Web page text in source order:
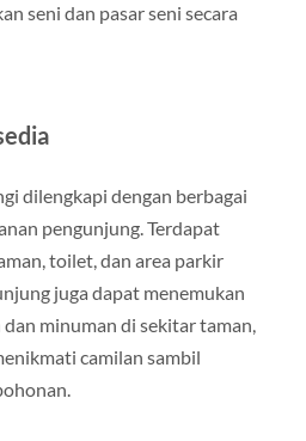
seni dan pasar seni secara
dilengkapi dengan berbagai
pengunjung. Terdapat
toilet, dan area parkir
juga dapat menemukan
minuman di sekitar taman,
camilan sambil